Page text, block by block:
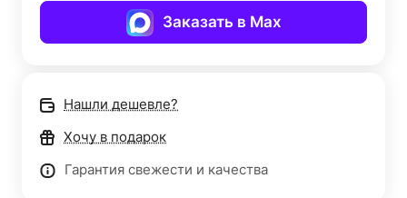
Заказать в Max
Нашли дешевле?
Хочу в подарок
Гарантия свежести и качества